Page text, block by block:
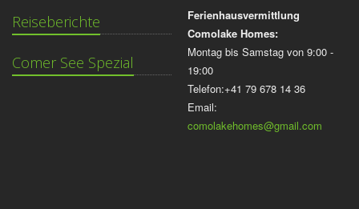
Reiseberichte
Comer See Spezial
Ferienhausvermittlung
Comolake Homes:
Montag bis Samstag von 9:00 -
19:00
Telefon:+41 79 678 14 36
Email:
comolakehomes@gmail.com